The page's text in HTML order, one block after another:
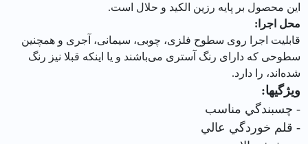
اين محصول بر پايه رزين الكيد و حلال است.
محل اجرا:
قابلیت اجرا روی سطوح فلزی، چوبی، سیمانی، آجری و همچنین
سطوحی که دارای رنگ آستری می‌باشند و یا اینکه قبلا نیز رنگ
شده‌اند، را دارد.
ویژگیها:
- چسبندگي مناسب
- قلم خوردگي عالي